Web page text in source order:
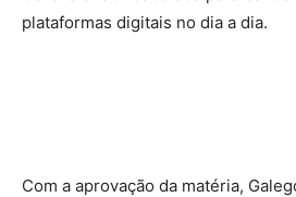
plataformas digitais no dia a dia.
Com a aprovação da matéria,